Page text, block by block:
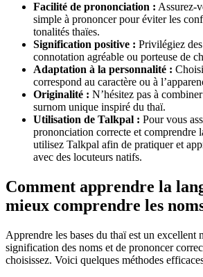
Facilité de prononciation : Assurez-
simple à prononcer pour éviter les
tonalités thaïes.
Signification positive : Privilégiez
connotation agréable ou porteuse de
Adaptation à la personnalité :
correspond au caractère ou à
Originalité : N’hésitez pas à
surnom unique inspiré du thaï.
Utilisation de Talkpal : Pour vous
prononciation correcte et comprendre
utilisez Talkpal afin de pratiquer et
avec des locuteurs natifs.
Comment apprendre la
mieux comprendre les
Apprendre les bases du thaï est un excellent
signification des noms et de prononcer
choisissez. Voici quelques méthodes